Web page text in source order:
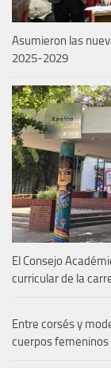
Asumieron las
2025-2029
El Consejo
curricular de la
Entre corsés y
cuerpos femeninos